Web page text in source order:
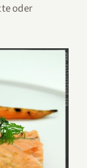
oder